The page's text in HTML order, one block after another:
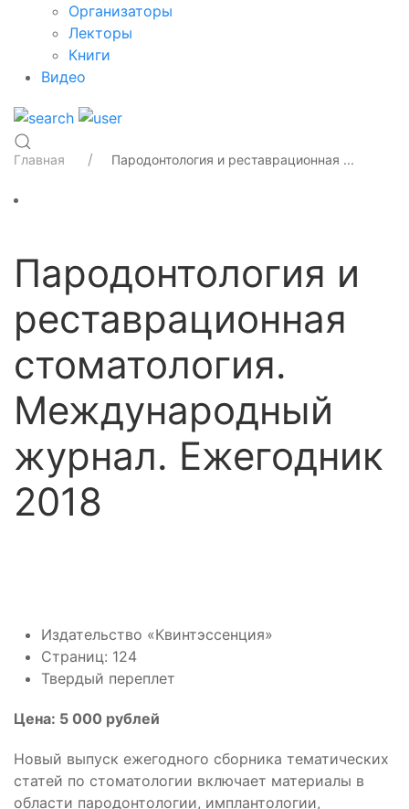
Организаторы
Лекторы
Книги
Видео
Главная Пародонтология и реставрационная ...
Пародонтология и
реставрационная
стоматология.
Международный
журнал. Ежегодник
2018
Издательство «Квинтэссенция»
Страниц: 124
Твердый переплет
Цена: 5 000 рублей
Новый выпуск ежегодного сборника тематических
статей по стоматологии включает материалы в
области пародонтологии, имплантологии,